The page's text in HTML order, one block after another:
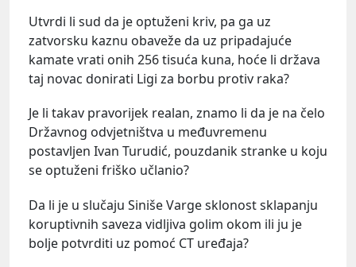
Utvrdi li sud da je optuženi kriv, pa ga uz
zatvorsku kaznu obaveže da uz pripadajuće
kamate vrati onih 256 tisuća kuna, hoće li država
taj novac donirati Ligi za borbu protiv raka?
Je li takav pravorijek realan, znamo li da je na čelo
Državnog odvjetništva u međuvremenu
postavljen Ivan Turudić, pouzdanik stranke u koju
se optuženi friško učlanio?
Da li je u slučaju Siniše Varge sklonost sklapanju
koruptivnih saveza vidljiva golim okom ili ju je
bolje potvrditi uz pomoć CT uređaja?